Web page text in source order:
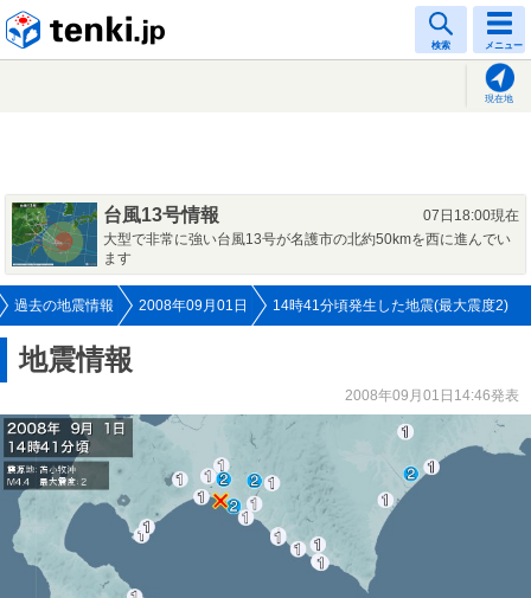
検索 メニュー
現在地
台風13号情報
07日18:00現在
大型で非常に強い台風13号が名護市の北約50kmを西に進んでい
ます
過去の地震情報 2008年09月01日 14時41分頃発生した地震(最大震度2)
地震情報
2008年09月01日14:46発表